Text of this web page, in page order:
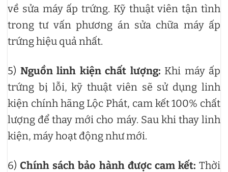
về sửa máy ấp trứng. Kỹ thuật viên tận tình
trong tư vấn phương án sửa chữa máy ấp
trứng hiệu quả nhất.
5) Nguồn linh kiện chất lượng: Khi máy ấp
trứng bị lỗi, kỹ thuật viên sẽ sử dụng linh
kiện chính hãng Lộc Phát, cam kết 100% chất
lượng để thay mới cho máy. Sau khi thay linh
kiện, máy hoạt động như mới.
6)Chính sách bảo hành được cam kết: Thời